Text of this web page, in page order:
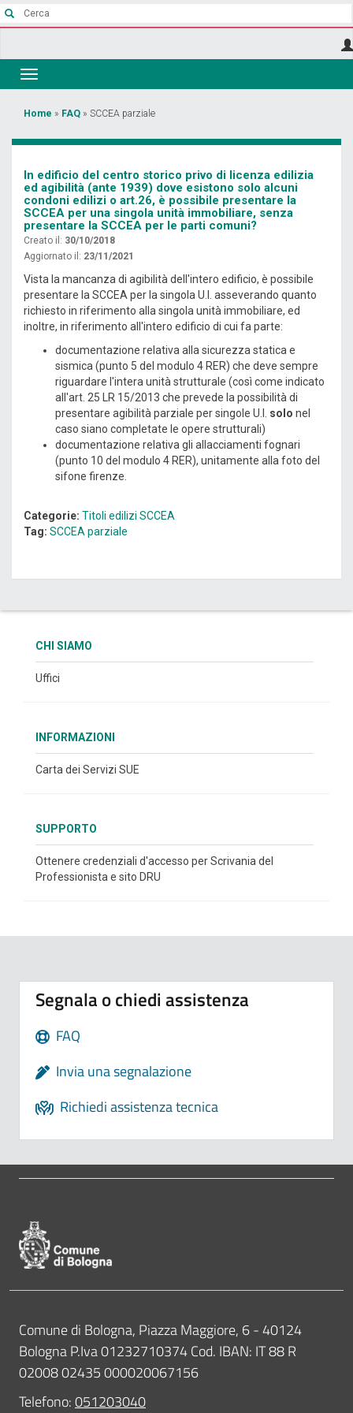
Salta
Toggle
navigation
Tu
sei
qui
Home » FAQ » SCCEA parziale
In edificio del centro storico privo di licenza edilizia
ed agibilità (ante 1939) dove esistono solo alcuni
condoni edilizi o art.26, è possibile presentare la
SCCEA per una singola unità immobiliare, senza
presentare la SCCEA per le parti comuni?
Creato il: 30/10/2018
Aggiornato il: 23/11/2021
Vista la mancanza di agibilità dell'intero edificio, è possibile
presentare la SCCEA per la singola U.I. asseverando quanto
richiesto in riferimento alla singola unità immobiliare, ed
inoltre, in riferimento all'intero edificio di cui fa parte:
documentazione relativa alla sicurezza statica e
sismica (punto 5 del modulo 4 RER) che deve sempre
riguardare l'intera unità strutturale (così come indicato
all'art. 25 LR 15/2013 che prevede la possibilità di
presentare agibilità parziale per singole U.I. solo nel
caso siano completate le opere strutturali)
documentazione relativa gli allacciamenti fognari
(punto 10 del modulo 4 RER), unitamente alla foto del
sifone firenze.
Categorie: Titoli edilizi SCCEA
Tag: SCCEA parziale
CHI SIAMO
Uffici
INFORMAZIONI
Carta dei Servizi SUE
SUPPORTO
Ottenere credenziali d'accesso per Scrivania del
Professionista e sito DRU
Segnala o chiedi assistenza
FAQ
Invia una segnalazione
Richiedi assistenza tecnica
Contatti
Comune di Bologna, Piazza Maggiore, 6 - 40124
Bologna P.Iva 01232710374 Cod. IBAN: IT 88 R
02008 02435 000020067156
Telefono:051203040